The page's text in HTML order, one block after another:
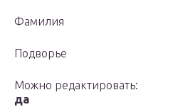
Фамилия
Подворье
Можно редактировать:
да